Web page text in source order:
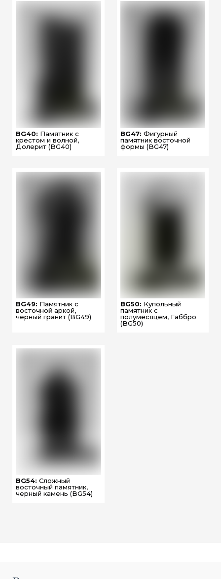
BG40: Памятник с
крестом и волной,
Долерит (BG40)
BG47: Фигурный
памятник восточной
формы (BG47)
BG49: Памятник с
восточной аркой,
черный гранит (BG49)
BG50: Купольный
памятник с
полумесяцем, Габбро
(BG50)
BG54: Сложный
восточный памятник,
черный камень (BG54)